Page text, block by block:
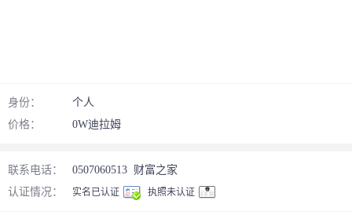
身份：
个人
价格：
0W迪拉姆
联系电话： 0507060513 财富之家
认证情况：
实名已认证 执照未认证